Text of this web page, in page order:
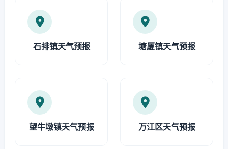
石排镇天气预报 塘厦镇天气预报
望牛墩镇天气预报 万江区天气预报